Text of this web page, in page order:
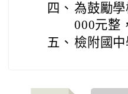
四、 為鼓勵
000元整
五、 檢附國